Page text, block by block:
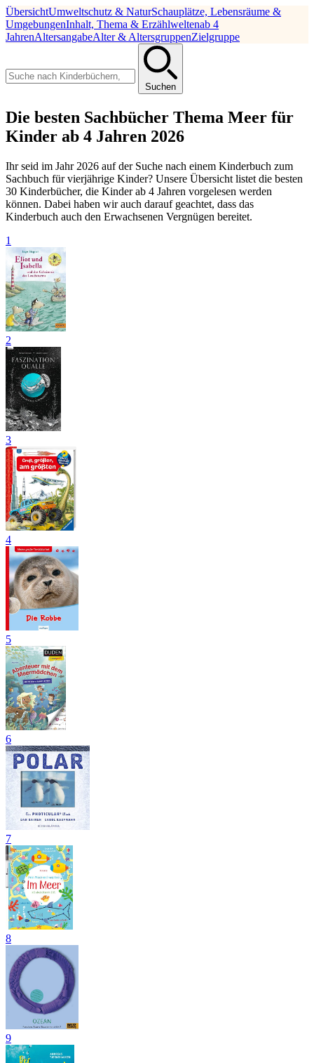
ÜbersichtUmweltschutz & NaturSchauplätze, Lebensräume &
UmgebungenInhalt, Thema & Erzählweltenab 4
JahrenAltersangabeAlter & AltersgruppenZielgruppe
Suchen
Die besten Sachbücher Thema Meer für
Kinder ab 4 Jahren 2026
Ihr seid im Jahr 2026 auf der Suche nach einem Kinderbuch zum
Sachbuch für vierjährige Kinder? Unsere Übersicht listet die besten
30 Kinderbücher, die Kinder ab 4 Jahren vorgelesen werden
können. Dabei haben wir auch darauf geachtet, dass das
Kinderbuch auch den Erwachsenen Vergnügen bereitet.
1
2
3
4
5
6
7
8
9